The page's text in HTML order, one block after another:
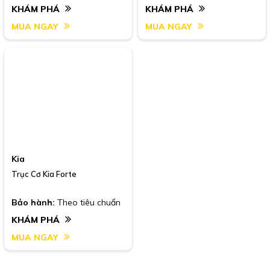
KHÁM PHÁ
MUA NGAY
KHÁM PHÁ
MUA NGAY
Kia
Trục Cơ Kia Forte
Bảo hành: Theo tiêu chuẩn
KHÁM PHÁ
MUA NGAY